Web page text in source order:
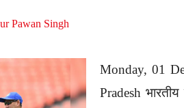
Pawan Singh
Monday, 01
Pradesh